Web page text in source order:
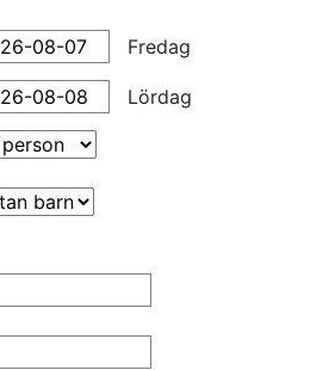
Fredag
Lördag